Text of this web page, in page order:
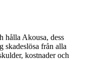
hålla Akousa, dess
skadeslösa från alla
kostnader och